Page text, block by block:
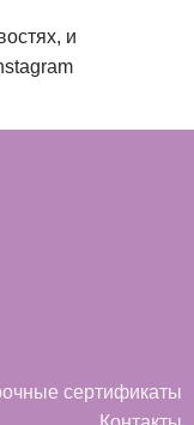
и
сертификаты